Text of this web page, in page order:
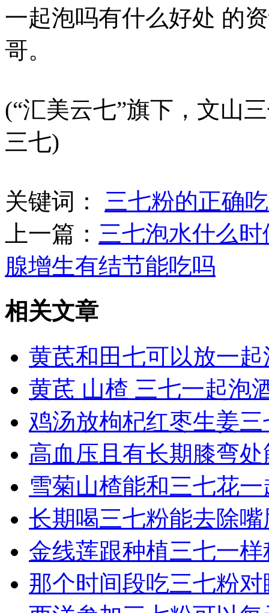
一起泡吗有什么好处 的
哥。
(“汇美云七”旗下，文山
三七)
关键词： 三七粉的正确
上一篇： 三七泡水什么
腺增生有结节能吃吗
相关文章
黄芪和田七可以放一
黄芪 山楂 三七一起泡
鸡汤放枸杞红枣生姜
高血压且有长期膝弯
雪菊山楂能和三七花
长期喝三七粉能去除
金线莲跟种植三七一
那个时间段吃三七粉